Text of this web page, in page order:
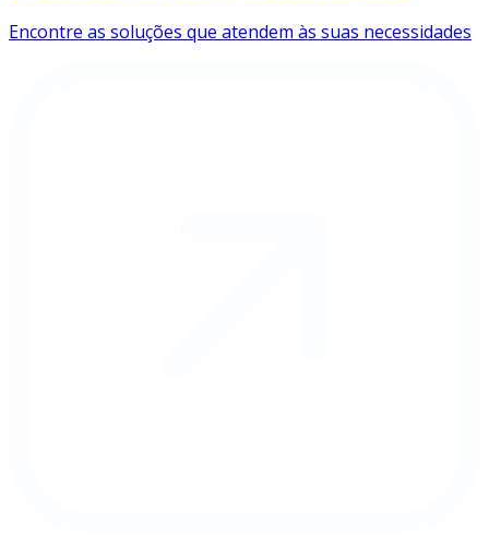
Encontre as soluções que atendem às suas necessidades